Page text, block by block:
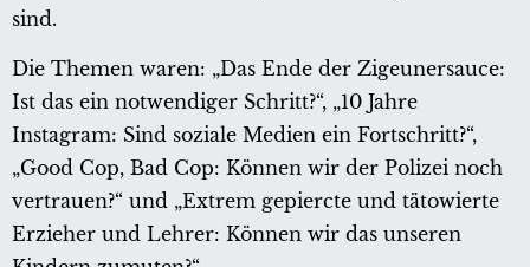
sind.
Die Themen waren: „Das Ende der Zigeunersauce:
Ist das ein notwendiger Schritt?“, „10 Jahre
Instagram: Sind soziale Medien ein Fortschritt?“,
„Good Cop, Bad Cop: Können wir der Polizei noch
vertrauen?“ und „Extrem gepiercte und tätowierte
Erzieher und Lehrer: Können wir das unseren